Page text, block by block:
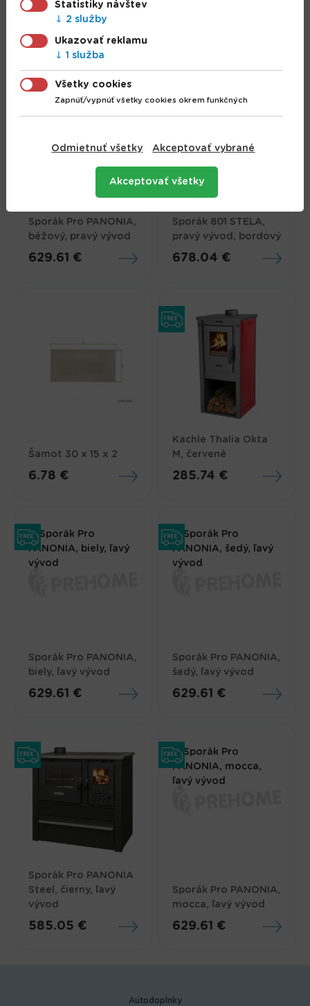
Kachle Thalia Pella S,
béžové, 5,4 kW
290.59 €
Sporák Pro PANONIA,
béžový, pravý vývod
629.61 €
Sporák 801 STELA,
pravý vývod, bordový
678.04 €
Šamot 30 x 15 x 2
6.78 €
Kachle Thalia Okta
M, červené
285.74 €
Sporák Pro PANONIA,
biely, ľavý vývod
629.61 €
Sporák Pro PANONIA,
šedý, ľavý vývod
629.61 €
Sporák Pro PANONIA
Steel, čierny, ľavý
vývod
585.05 €
Sporák Pro PANONIA,
mocca, ľavý vývod
629.61 €
Autodoplnky
Štatistiky návštev
2 služby
Ukazovať reklamu
1 služba
Všetky cookies
Zapnúť/vypnúť všetky cookies okrem funkčných
Odmietnuť všetky Akceptovať vybrané
Akceptovať všetky